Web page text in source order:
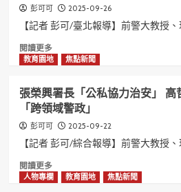
點〉
高
哲
翰
講
教
授
跨
領
域
警
政
是
彭可可 2025-09-26
【記者 彭可/臺北報導】前警大教授、
閱讀更多Read
more
高
哲
翰
講
座
教
授
回
教育園地 焦點新聞
張榮興署長「公私協力治安」
「跨領域警政」
彭可可 2025-09-22
【記者 彭可/綜合報導】前警大教授、
閱讀更多Read
more
人物專欄 教育園地 焦點新聞